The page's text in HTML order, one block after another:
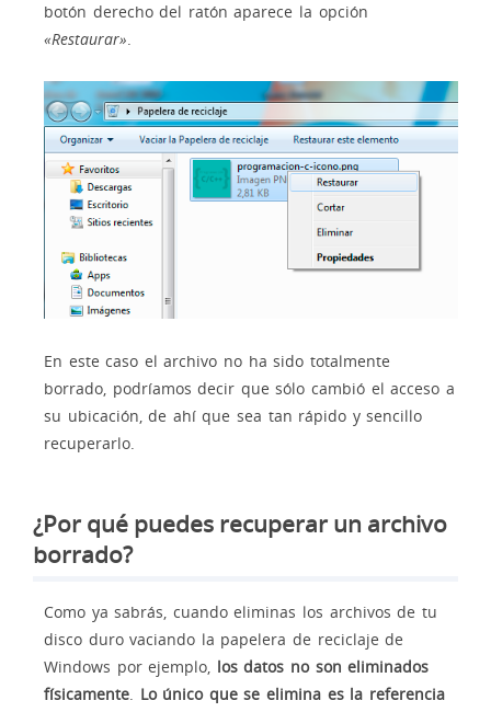
botón derecho del ratón aparece la opción
«Restaurar».
En este caso el archivo no ha sido totalmente
borrado, podríamos decir que sólo cambió el acceso a
su ubicación, de ahí que sea tan rápido y sencillo
recuperarlo.
¿Por qué puedes recuperar un archivo
borrado?
Como ya sabrás, cuando eliminas los archivos de tu
disco duro vaciando la papelera de reciclaje de
Windows por ejemplo, los datos no son eliminados
físicamente. Lo único que se elimina es la referencia